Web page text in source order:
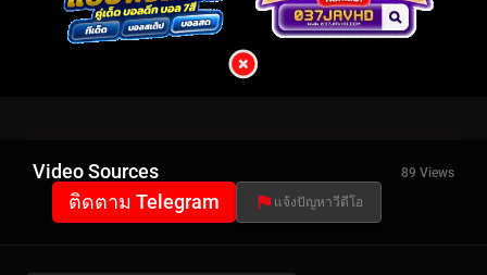
Video Sources 89 Views
ติดตาม Telegram แจ้งปัญหาวีดีโอ